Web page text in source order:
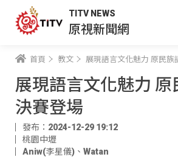
TITV NEWS
原視新聞網
首頁 教文 展現語言文化魅力 原民族
展現語言文化魅力
決賽登場
發布：2024-12-29 19:12
桃園中壢
Aniw(李星儀) 、 Watan